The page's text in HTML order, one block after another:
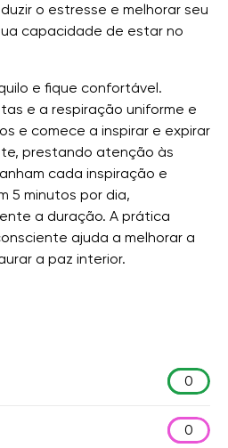
o estresse e melhorar seu
capacidade de estar no
e fique confortável.
e a respiração uniforme e
e comece a inspirar e expirar
prestando atenção às
cada inspiração e
5 minutos por dia,
a duração. A prática
ajuda a melhorar a
a paz interior.
0
0